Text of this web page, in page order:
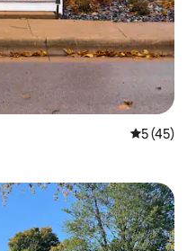
Prosječna
5 (45)
„Odabrali gosti”